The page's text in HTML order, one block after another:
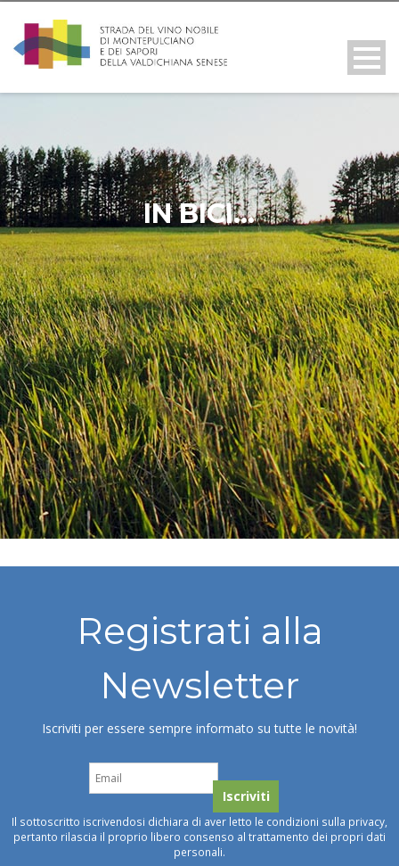
IN BICI…
Registrati alla
Newsletter
Iscriviti per essere sempre informato su tutte le novità!
Il sottoscritto iscrivendosi dichiara di aver letto le condizioni sulla privacy,
pertanto rilascia il proprio libero consenso al trattamento dei propri dati
personali.